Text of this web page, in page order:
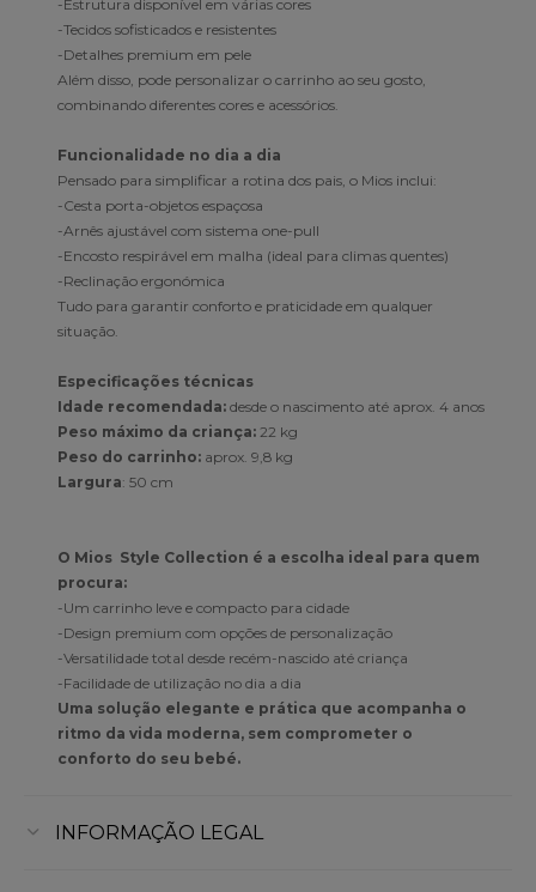
-Estrutura disponível em várias cores
-Tecidos sofisticados e resistentes
-Detalhes premium em pele
Além disso, pode personalizar o carrinho ao seu gosto,
combinando diferentes cores e acessórios.
Funcionalidade no dia a dia
Pensado para simplificar a rotina dos pais, o Mios inclui:
-Cesta porta-objetos espaçosa
-Arnês ajustável com sistema one-pull
-Encosto respirável em malha (ideal para climas quentes)
-Reclinação ergonómica
Tudo para garantir conforto e praticidade em qualquer
situação.
Especificações técnicas
Idade recomendada: desde o nascimento até aprox. 4 anos
Peso máximo da criança: 22 kg
Peso do carrinho: aprox. 9,8 kg
Largura: 50 cm
O Mios Style Collection é a escolha ideal para quem
procura:
-Um carrinho leve e compacto para cidade
-Design premium com opções de personalização
-Versatilidade total desde recém-nascido até criança
-Facilidade de utilização no dia a dia
Uma solução elegante e prática que acompanha o
ritmo da vida moderna, sem comprometer o
conforto do seu bebé.
INFORMAÇÃO LEGAL